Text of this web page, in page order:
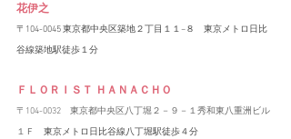
花伊之
〒104-0045 東京都中央区築地２丁目１１−８　東京メトロ日比
谷線築地駅徒歩１分
ＦＬＯＲＩＳＴ ＨＡＮＡＣＨＯ
〒104-0032　東京都中央区八丁堀２－９－１秀和東八重洲ビル
１Ｆ 東京メトロ日比谷線八丁堀駅徒歩４分